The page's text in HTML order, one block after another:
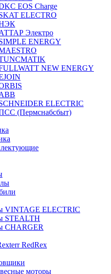
EOS Charge
ELECTRO
НЭК
Электро
ENERGY
NEW ENERGY
ELECTRIC
(Пермснабсбыт)
VINTAGE ELECTRIC
STEALTH
CHARGER
RedRex
моторы